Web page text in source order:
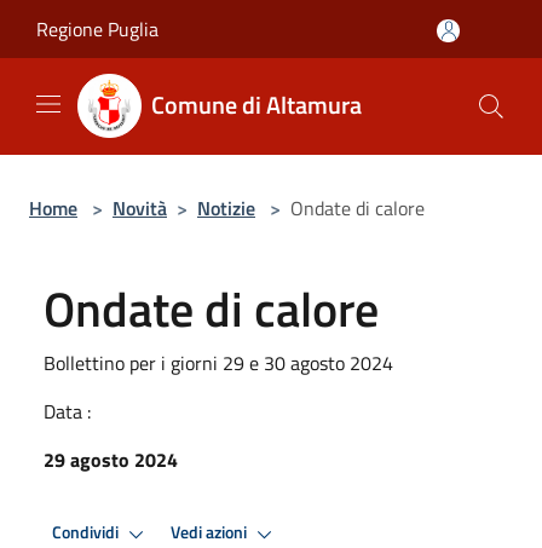
Regione Puglia
Comune di Altamura
Home > Novità > Notizie > Ondate di calore
Ondate di calore
Bollettino per i giorni 29 e 30 agosto 2024
Data :
29 agosto 2024
Condividi Vedi azioni